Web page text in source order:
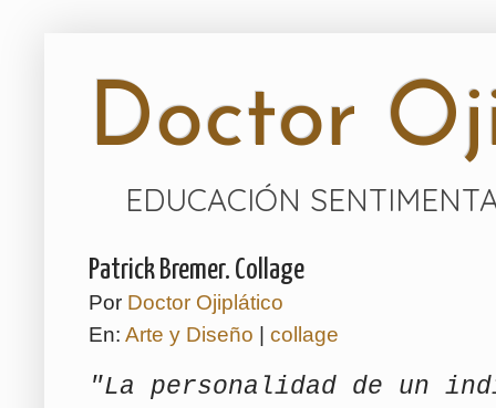
Doctor
EDUCACIÓN
Patrick Bremer. Collage
Por Doctor Ojiplático
En: Arte y Diseño collage
"La personalidad de un